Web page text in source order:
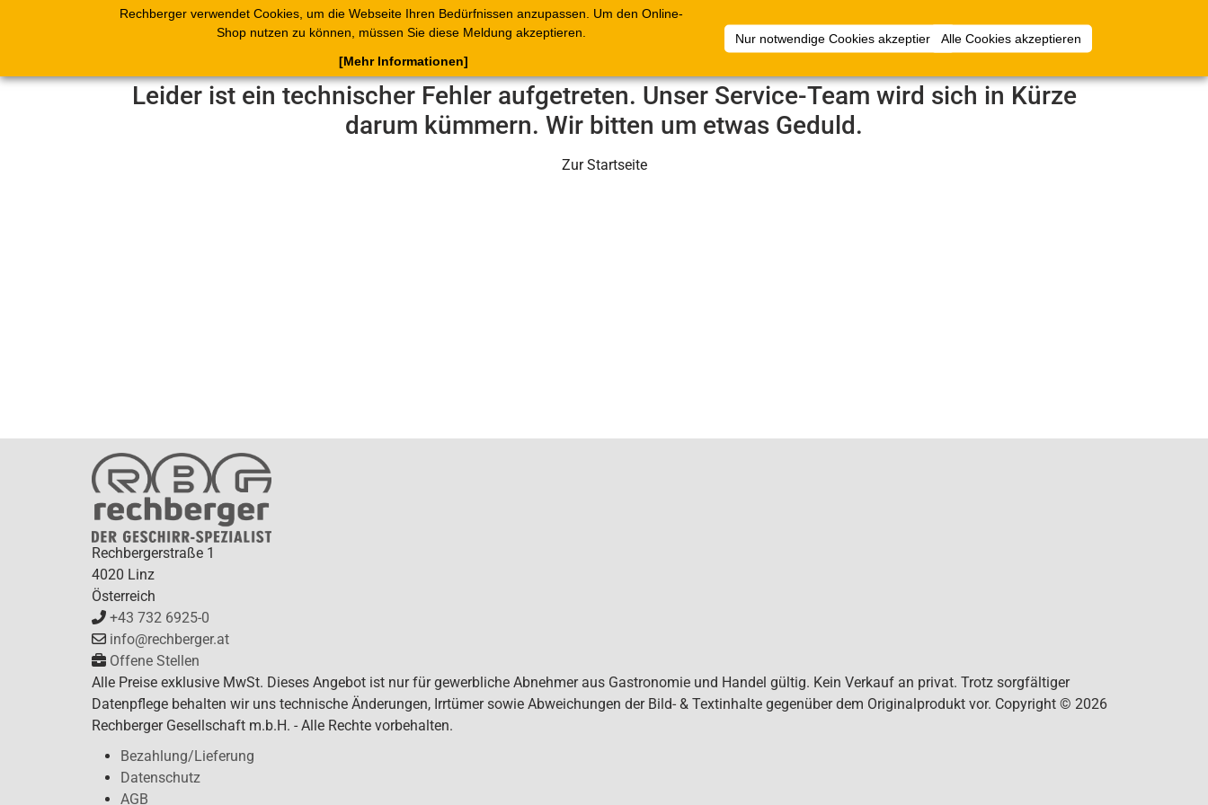
Rechberger verwendet Cookies, um die Webseite Ihren Bedürfnissen anzupassen. Um den Online-
Shop nutzen zu können, müssen Sie diese Meldung akzeptieren.
Nur notwendige Cookies akzeptierenAlle Cookies akzeptieren
[Mehr Informationen]
Shop Blätterkataloge Warenkorb Belege Artikelsammlungen Anmelden
Leider ist ein technischer Fehler aufgetreten. Unser Service-Team wird sich in Kürze
darum kümmern. Wir bitten um etwas Geduld.
Zur Startseite
Rechbergerstraße 1
4020 Linz
Österreich
+43 732 6925-0
info@rechberger.at
Offene Stellen
Alle Preise exklusive MwSt. Dieses Angebot ist nur für gewerbliche Abnehmer aus Gastronomie und Handel gültig. Kein Verkauf an privat. Trotz sorgfältiger
Datenpflege behalten wir uns technische Änderungen, Irrtümer sowie Abweichungen der Bild- & Textinhalte gegenüber dem Originalprodukt vor. Copyright © 2026
Rechberger Gesellschaft m.b.H. - Alle Rechte vorbehalten.
Bezahlung/Lieferung
Datenschutz
AGB